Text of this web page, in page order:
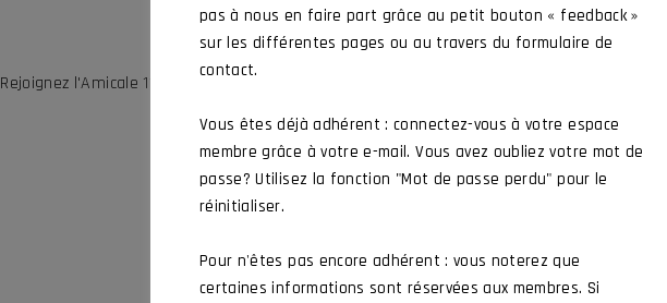
Ce contenu est réservé aux membres
Rejoignez l'Amicale 11ème Escadre de Chasse, intéragissez avec tous nos membres et
Connexion membre Devenir membre
pas à nous en faire part grâce au petit bouton « feedback »
sur les différentes pages ou au travers du formulaire de
contact.
Vous êtes déjà adhérent : connectez-vous à votre espace
membre grâce à votre e-mail. Vous avez oubliez votre mot de
passe? Utilisez la fonction "Mot de passe perdu" pour le
réinitialiser.
Pour n'êtes pas encore adhérent : vous noterez que
certaines informations sont réservées aux membres. Si